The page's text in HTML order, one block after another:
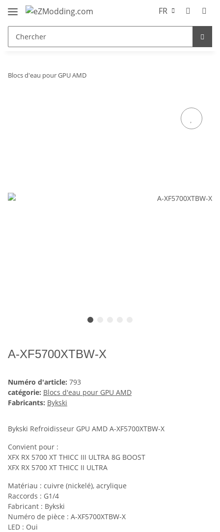
FR
Blocs d'eau pour GPU AMD
A-XF5700XTBW-X
Numéro d'article: 793
catégorie: Blocs d'eau pour GPU AMD
Fabricants: Bykski
Bykski Refroidisseur GPU AMD A-XF5700XTBW-X
Convient pour :
XFX RX 5700 XT THICC III ULTRA 8G BOOST
XFX RX 5700 XT THICC II ULTRA
Matériau : cuivre (nickelé), acrylique
Raccords : G1/4
Fabricant : Bykski
Numéro de pièce : A-XF5700XTBW-X
LED : Oui